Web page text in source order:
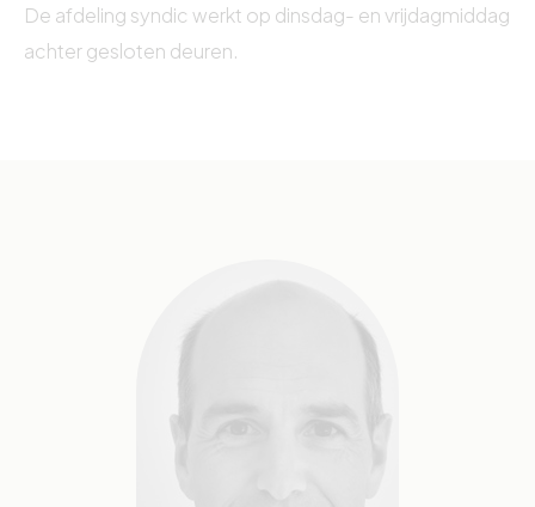
De afdeling syndic werkt op dinsdag- en vrijdagmiddag
achter gesloten deuren.